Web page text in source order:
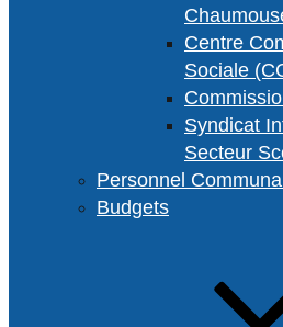
Centre
Sociale
Syndicat
Secteur
Personnel Communal
Budgets